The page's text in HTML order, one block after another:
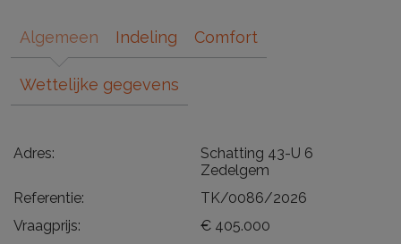
Algemeen Indeling Comfort
Wettelijke gegevens
Adres:
Schatting 43-U 6
Zedelgem
Referentie:
TK/0086/2026
Vraagprijs:
€ 405.000